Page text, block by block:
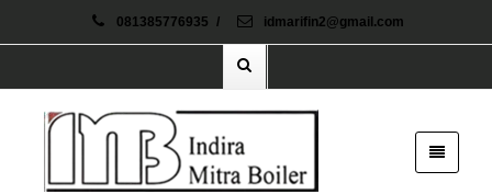
081385776935 / idmarifin2@gmail.com